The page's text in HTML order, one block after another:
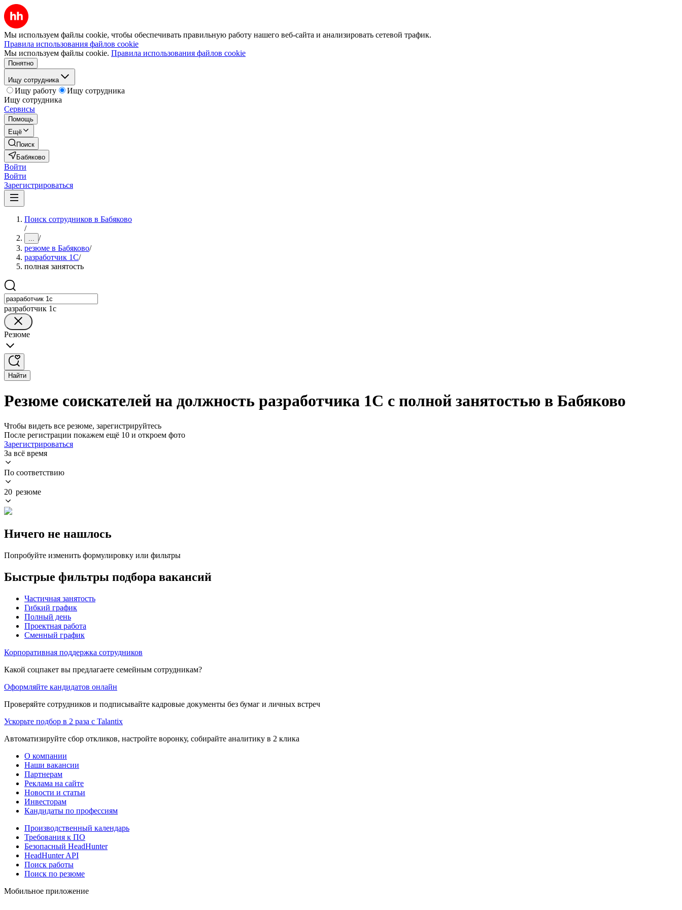
Мы используем файлы cookie, чтобы обеспечивать правильную работу нашего веб-сайта и анализировать сетевой трафик.
Правила использования файлов cookie
Мы используем файлы cookie. Правила использования файлов cookie
Понятно
Ищу сотрудника
Ищу работу
Ищу сотрудника
Ищу сотрудника
Сервисы
Помощь
Ещё
Поиск
Бабяково
Войти
Войти
Зарегистрироваться
Поиск сотрудников в Бабяково
/
... /
резюме в Бабяково/
разработчик 1C/
полная занятость
разработчик 1c
Резюме
Найти
Резюме соискателей на должность разработчика 1C с полной занятостью в Бабяково
Чтобы видеть все резюме, зарегистрируйтесь
После регистрации покажем ещё 10 и откроем фото
Зарегистрироваться
За всё время
По соответствию
20 резюме
Ничего не нашлось
Попробуйте изменить формулировку или фильтры
Быстрые фильтры подбора вакансий
Частичная занятость
Гибкий график
Полный день
Проектная работа
Сменный график
Корпоративная поддержка сотрудников
Какой соцпакет вы предлагаете семейным сотрудникам?
Оформляйте кандидатов онлайн
Проверяйте сотрудников и подписывайте кадровые документы без бумаг и личных встреч
Ускорьте подбор в 2 раза с Talantix
Автоматизируйте сбор откликов, настройте воронку, собирайте аналитику в 2 клика
О компании
Наши вакансии
Партнерам
Реклама на сайте
Новости и статьи
Инвесторам
Кандидаты по профессиям
Производственный календарь
Требования к ПО
Безопасный HeadHunter
HeadHunter API
Поиск работы
Поиск по резюме
Мобильное приложение